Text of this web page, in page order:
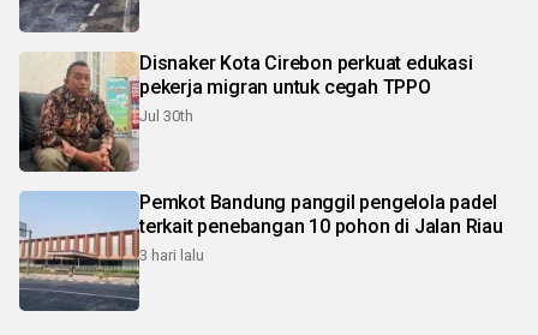
Disnaker Kota Cirebon perkuat edukasi
pekerja migran untuk cegah TPPO
Jul 30th
Pemkot Bandung panggil pengelola padel
terkait penebangan 10 pohon di Jalan Riau
3 hari lalu